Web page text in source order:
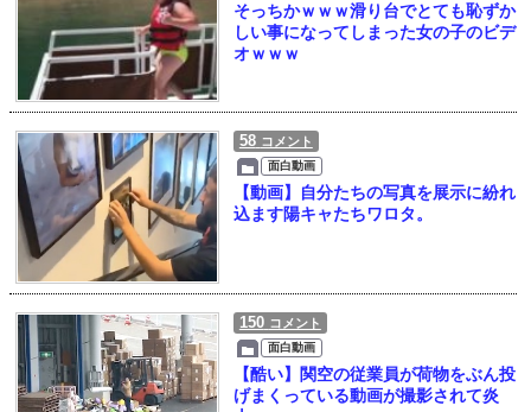
そっちかｗｗｗ滑り台でとても恥ずか
しい事になってしまった女の子のビデ
オｗｗｗ
58 コメント
面白動画
【動画】自分たちの写真を展示に紛れ
込ます陽キャたちワロタ。
150 コメント
面白動画
【酷い】関空の従業員が荷物をぶん投
げまくっている動画が撮影されて炎